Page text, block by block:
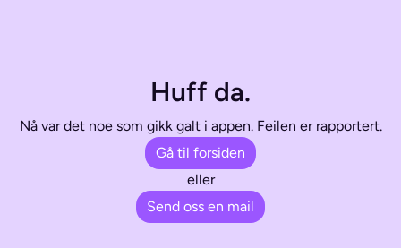
Huff da.
Nå var det noe som gikk galt i appen. Feilen er rapportert.
Gå til forsiden
eller
Send oss en mail